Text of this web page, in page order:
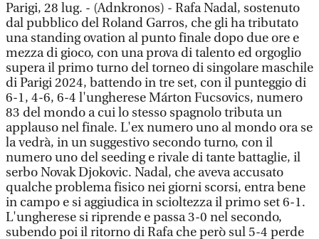
Parigi, 28 lug. - (Adnkronos) - Rafa Nadal, sostenuto
dal pubblico del Roland Garros, che gli ha tributato
una standing ovation al punto finale dopo due ore e
mezza di gioco, con una prova di talento ed orgoglio
supera il primo turno del torneo di singolare maschile
di Parigi 2024, battendo in tre set, con il punteggio di
6-1, 4-6, 6-4 l'ungherese Márton Fucsovics, numero
83 del mondo a cui lo stesso spagnolo tributa un
applauso nel finale. L'ex numero uno al mondo ora se
la vedrà, in un suggestivo secondo turno, con il
numero uno del seeding e rivale di tante battaglie, il
serbo Novak Djokovic. Nadal, che aveva accusato
qualche problema fisico nei giorni scorsi, entra bene
in campo e si aggiudica in scioltezza il primo set 6-1.
L'ungherese si riprende e passa 3-0 nel secondo,
subendo poi il ritorno di Rafa che però sul 5-4 perde